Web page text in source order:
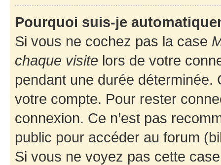
Pourquoi suis-je
Si vous ne cochez pas la case
chaque visite lors de votre
pendant une durée déterminée.
votre compte. Pour rester
connexion. Ce n’est pas
public pour accéder au forum
Si vous ne voyez pas cette